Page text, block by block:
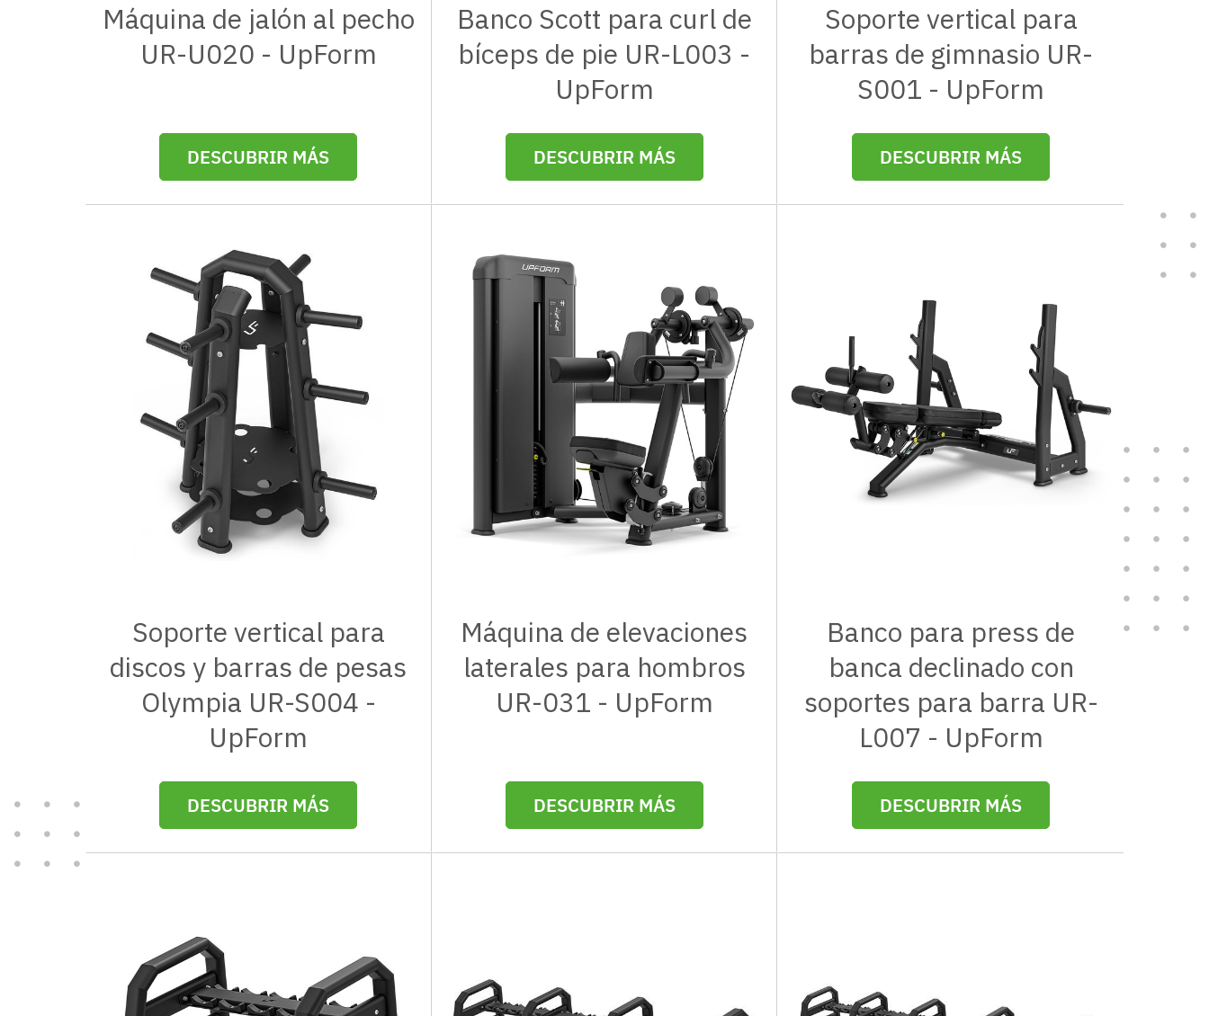
Máquina de jalón al pecho
UR-U020 - UpForm
DESCUBRIR MÁS
Banco Scott para curl de
bíceps de pie UR-L003 -
UpForm
DESCUBRIR MÁS
Soporte vertical para
barras de gimnasio UR-
S001 - UpForm
DESCUBRIR MÁS
Soporte vertical para
discos y barras de pesas
Olympia UR-S004 -
UpForm
DESCUBRIR MÁS
Máquina de elevaciones
laterales para hombros
UR-031 - UpForm
DESCUBRIR MÁS
Banco para press de
banca declinado con
soportes para barra UR-
L007 - UpForm
DESCUBRIR MÁS